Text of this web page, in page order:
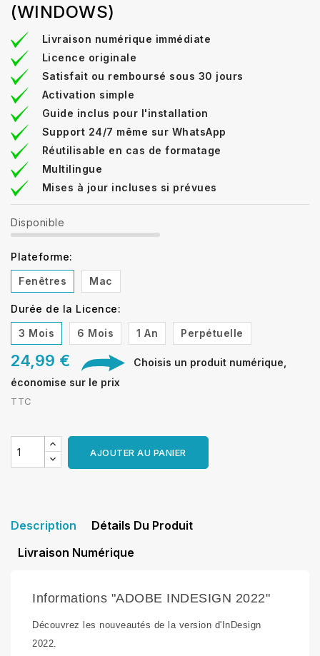
(WINDOWS)
Livraison numérique immédiate
Licence originale
Satisfait ou remboursé sous 30 jours
Activation simple
Guide inclus pour l'installation
Support 24/7 même sur WhatsApp
Réutilisable en cas de formatage
Multilingue
Mises à jour incluses si prévues
Disponible
Plateforme:
Fenêtres
Mac
Durée de la Licence:
3 Mois
6 Mois 1 An Perpétuelle
24,99 €
Choisis un produit numérique,
économise sur le prix
TTC
AJOUTER AU PANIER
Description
Détails Du Produit
Livraison Numérique
Informations "ADOBE INDESIGN 2022"
Découvrez les nouveautés de la version d'InDesign
2022.